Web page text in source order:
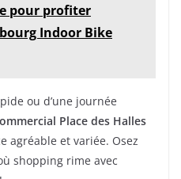
pour profiter
Indoor Bike
ou d’une journée
Place des Halles
agréable et variée. Osez
shopping rime avec